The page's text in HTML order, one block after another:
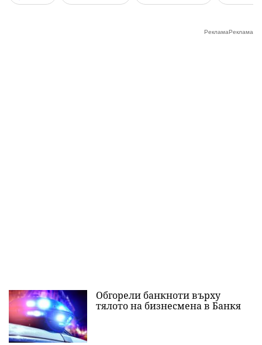
Обгорели банкноти върху
тялото на бизнесмена в Банкя